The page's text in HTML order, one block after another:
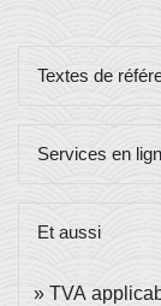
Textes de
Services en
Et aussi
TVA